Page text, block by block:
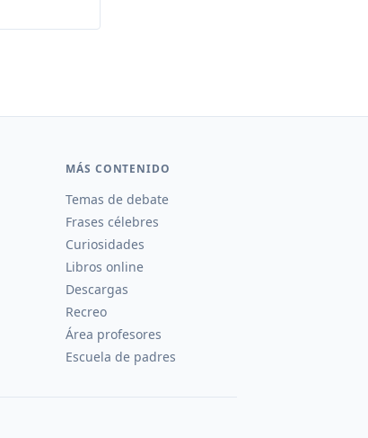
MÁS CONTENIDO
Temas de debate
Frases célebres
Curiosidades
Libros online
Descargas
Recreo
Área profesores
Escuela de padres